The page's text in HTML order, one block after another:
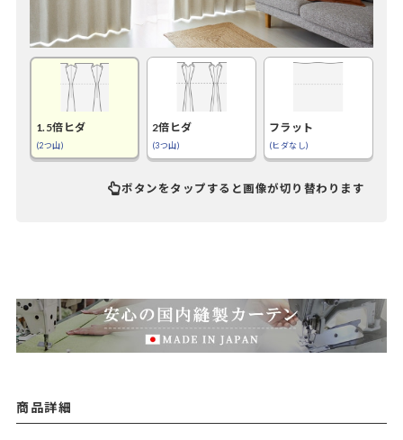
1.5倍ヒダ
(2つ山)
2倍ヒダ
(3つ山)
フラット
(ヒダなし)
ボタンをタップすると画像が切り替わります
商品詳細